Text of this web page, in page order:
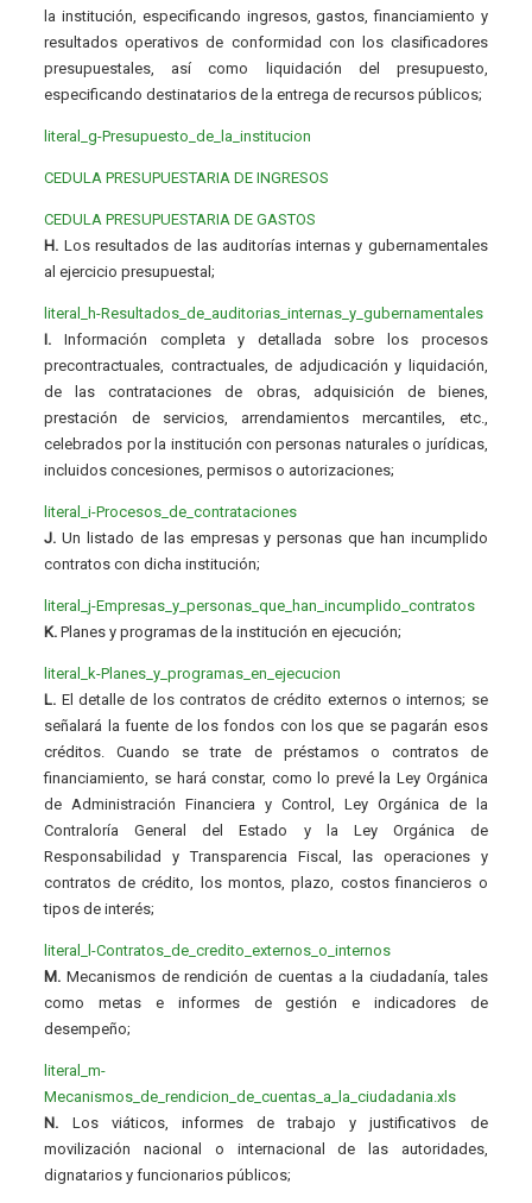
la institución, especificando ingresos, gastos, financiamiento y
resultados operativos de conformidad con los clasificadores
presupuestales, así como liquidación del presupuesto,
especificando destinatarios de la entrega de recursos públicos;
literal_g-Presupuesto_de_la_institucion
CEDULA PRESUPUESTARIA DE INGRESOS
CEDULA PRESUPUESTARIA DE GASTOS
H. Los resultados de las auditorías internas y gubernamentales
al ejercicio presupuestal;
literal_h-Resultados_de_auditorias_internas_y_gubernamentales
I. Información completa y detallada sobre los procesos
precontractuales, contractuales, de adjudicación y liquidación,
de las contrataciones de obras, adquisición de bienes,
prestación de servicios, arrendamientos mercantiles, etc.,
celebrados por la institución con personas naturales o jurídicas,
incluidos concesiones, permisos o autorizaciones;
literal_i-Procesos_de_contrataciones
J. Un listado de las empresas y personas que han incumplido
contratos con dicha institución;
literal_j-Empresas_y_personas_que_han_incumplido_contratos
K. Planes y programas de la institución en ejecución;
literal_k-Planes_y_programas_en_ejecucion
L. El detalle de los contratos de crédito externos o internos; se
señalará la fuente de los fondos con los que se pagarán esos
créditos. Cuando se trate de préstamos o contratos de
financiamiento, se hará constar, como lo prevé la Ley Orgánica
de Administración Financiera y Control, Ley Orgánica de la
Contraloría General del Estado y la Ley Orgánica de
Responsabilidad y Transparencia Fiscal, las operaciones y
contratos de crédito, los montos, plazo, costos financieros o
tipos de interés;
literal_l-Contratos_de_credito_externos_o_internos
M. Mecanismos de rendición de cuentas a la ciudadanía, tales
como metas e informes de gestión e indicadores de
desempeño;
literal_m-
Mecanismos_de_rendicion_de_cuentas_a_la_ciudadania.xls
N. Los viáticos, informes de trabajo y justificativos de
movilización nacional o internacional de las autoridades,
dignatarios y funcionarios públicos;